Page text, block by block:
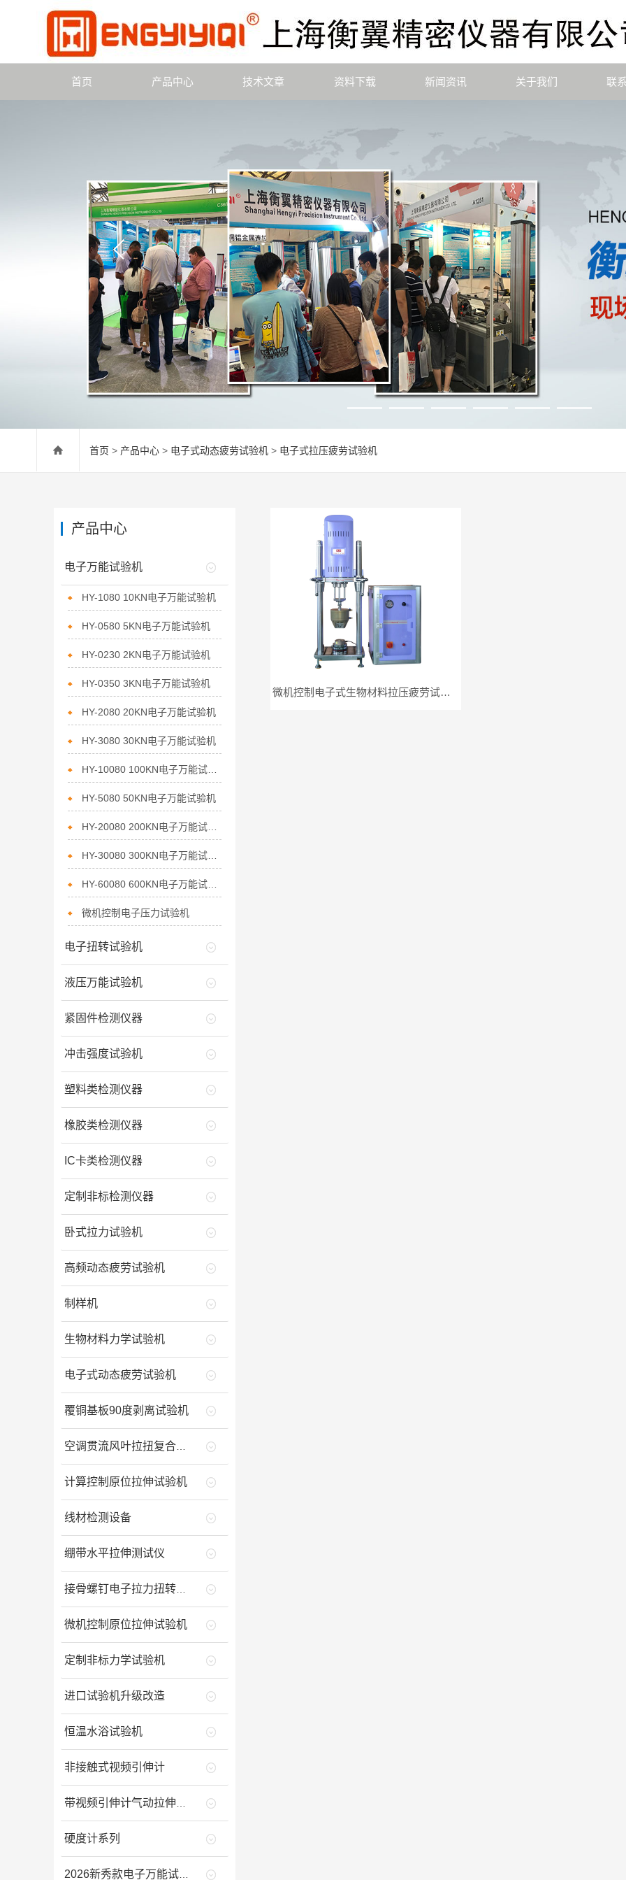
首页 产品中心 技术文章 资料下载 新闻资讯 关于我们 联
首页 > 产品中心 > 电子式动态疲劳试验机 > 电子式拉压疲劳试验机
产品中心
电子万能试验机
HY-1080 10KN电子万能试验机
HY-0580 5KN电子万能试验机
HY-0230 2KN电子万能试验机
HY-0350 3KN电子万能试验机
HY-2080 20KN电子万能试验机
HY-3080 30KN电子万能试验机
HY-5080 50KN电子万能试验机
微机控制电子压力试验机
电子扭转试验机
液压万能试验机
紧固件检测仪器
冲击强度试验机
塑料类检测仪器
橡胶类检测仪器
IC卡类检测仪器
定制非标检测仪器
卧式拉力试验机
高频动态疲劳试验机
制样机
生物材料力学试验机
电子式动态疲劳试验机
覆铜基板90度剥离试验机
计算控制原位拉伸试验机
线材检测设备
绷带水平拉伸测试仪
微机控制原位拉伸试验机
定制非标力学试验机
进口试验机升级改造
恒温水浴试验机
非接触式视频引伸计
硬度计系列
微机控制电子式生物材料拉压疲劳试验机